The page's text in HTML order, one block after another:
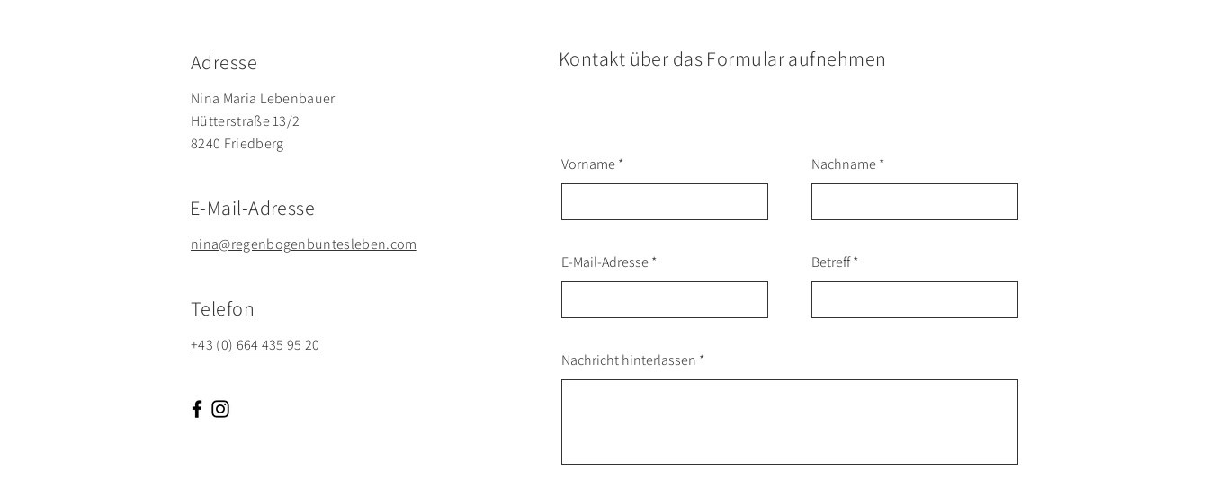
Adresse
Nina Maria Lebenbauer
Hütterstraße 13/2
8240 Friedberg
E-Mail-Adresse
nina@regenbogenbuntesleben.com
Telefon
+43 (0) 664 435 95 20
Kontakt über das Formular aufnehmen
Vorname Nachname
E-Mail-Adresse Betreff
Nachricht hinterlassen